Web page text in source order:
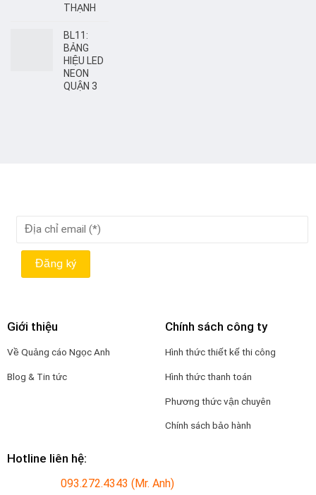
THẠNH
BL11:
BẢNG
HIỆU LED
NEON
QUẬN 3
Giới thiệu
Về Quảng cáo Ngọc Anh
Blog & Tin tức
Chính sách công ty
Hình thức thiết kế thi công
Hình thức thanh toán
Phương thức vận chuyên
Chính sách bảo hành
Hotline liên hệ:
093.272.4343 (Mr. Anh)